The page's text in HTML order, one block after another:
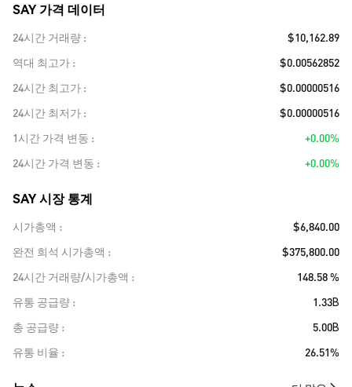
SAY 가격 데이터
24시간 거래량
$10,162.89
역대 최고가
$0.00562852
24시간 최고가
$0.00000516
24시간 최저가
$0.00000516
1시간 가격 변동
+0.00%
24시간 가격 변동
+0.00%
SAY 시장 통계
시가총액
$6,840.00
완전 희석 시가총액
$375,800.00
24시간 거래량/시가총액
148.58 %
유통 공급량
1.33B
총 공급량
5.00B
유통 비율
26.51%